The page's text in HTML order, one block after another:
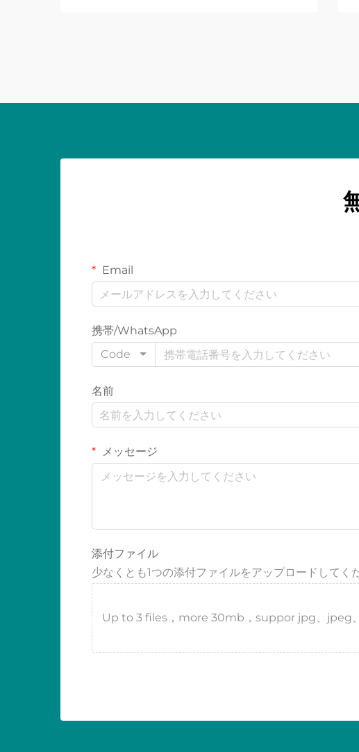
Email
携帯/WhatsApp
Code
名前
メッセージ
添付ファイル
少なくとも1つの添付ファイルをアップロードしてく
Up to 3 files，more 30mb，suppor jpg、jpeg